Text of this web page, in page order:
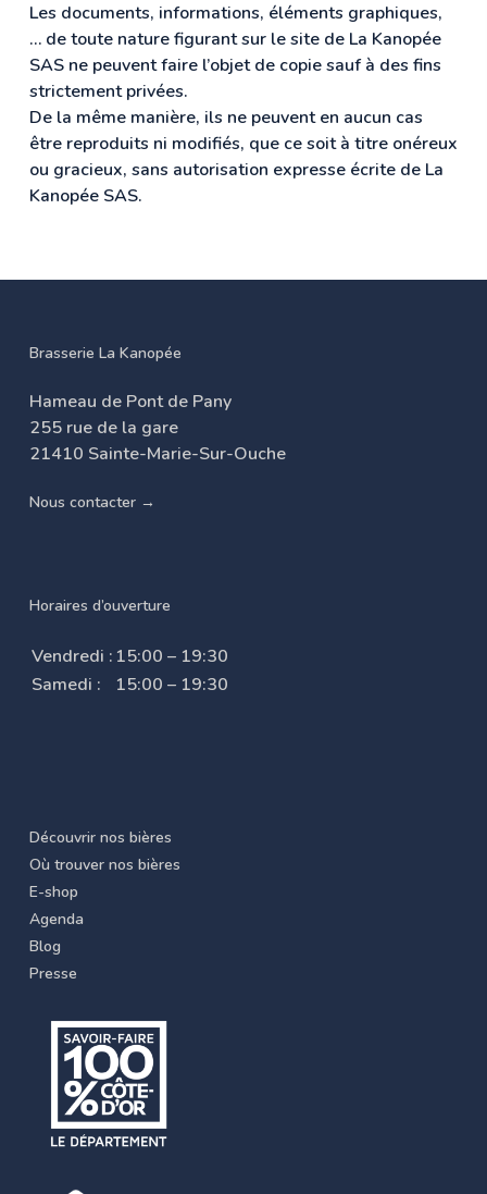
Les documents, informations, éléments graphiques,
… de toute nature figurant sur le site de La Kanopée
SAS ne peuvent faire l’objet de copie sauf à des fins
strictement privées.
De la même manière, ils ne peuvent en aucun cas
être reproduits ni modifiés, que ce soit à titre onéreux
ou gracieux, sans autorisation expresse écrite de La
Kanopée SAS.
Brasserie La Kanopée
Hameau de Pont de Pany
255 rue de la gare
21410 Sainte-Marie-Sur-Ouche
Nous contacter →
Horaires d’ouverture
Vendredi : 15:00 – 19:30
Samedi :
15:00 – 19:30
Découvrir nos bières
Où trouver nos bières
E-shop
Agenda
Blog
Presse